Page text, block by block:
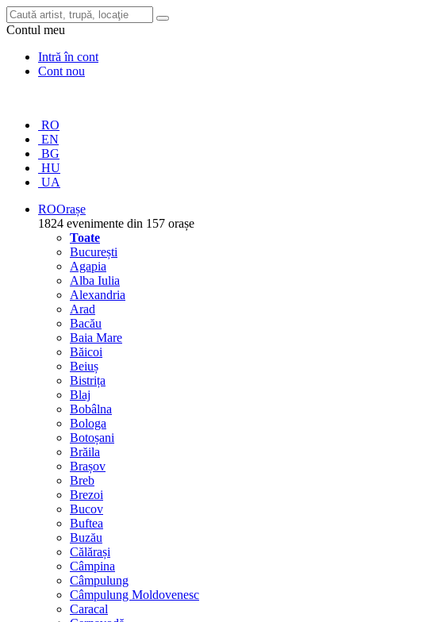
Contul meu
Intră în cont
Cont nou
RO
EN
BG
HU
UA
ROOrașe
1824 evenimente din 157 orașe
Toate
București
Agapia
Alba Iulia
Alexandria
Arad
Bacău
Baia Mare
Băicoi
Beiuș
Bistrița
Blaj
Bobâlna
Bologa
Botoșani
Brăila
Brașov
Breb
Brezoi
Bucov
Buftea
Buzău
Călărași
Câmpina
Câmpulung
Câmpulung Moldovenesc
Caracal